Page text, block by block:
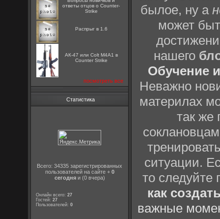
ответы отцов о Counter-
Strike
Распрыг в 1.6
АК-47 или Colt M4A1 в
Counter Strike
посмотреть все
Статистика
Всего: 34335 зарегистрированных
пользователей на сайте + 0
сегодняи (0 вчера)
Онлайн всего:27
Гостей:27
Пользователей:0
былое, ну а
может
нашего
Обучение
Неважно
материлах
так же
ситуации.
то
как
важные